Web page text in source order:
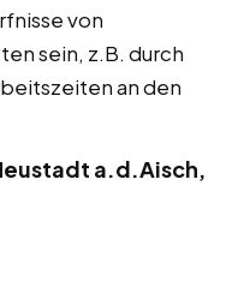
von
sein, z.B. durch
an den
a.d.Aisch,